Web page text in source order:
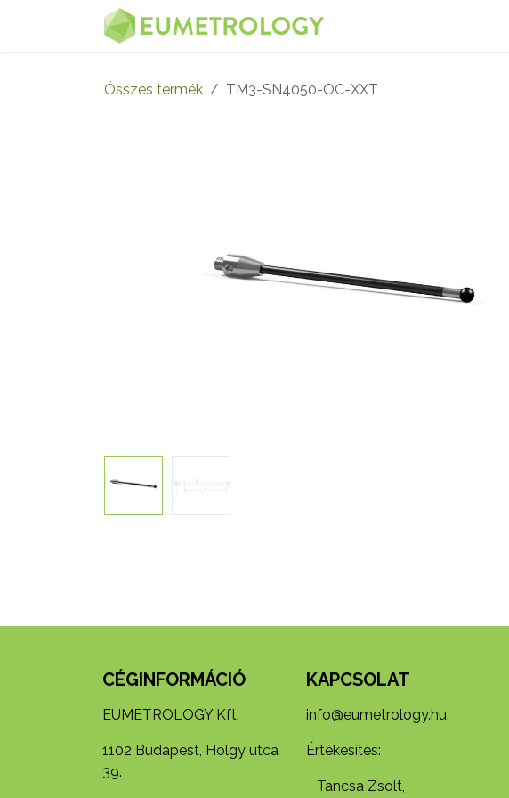
Kihagyás és továbblépés a tartalomhoz
Összes termék TM3-SN4050-OC-XXT
CÉGINFORMÁCIÓ
EUMETROLOGY Kft.
1102 Budapest, Hölgy utca
39.
KAPCSOLAT
info@eumetrology.hu
Értékesítés:
Tancsa Zsolt,